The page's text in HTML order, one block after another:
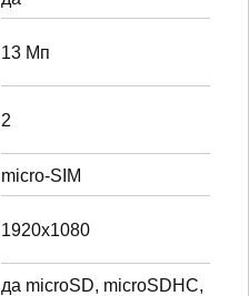
13 Мп
2
micro-SIM
1920x1080
да microSD, microSDHC,